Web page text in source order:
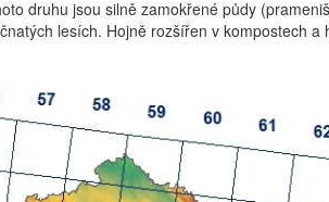
druhu jsou silně zamokřené půdy
lesích. Hojně rozšířen v kompostech a